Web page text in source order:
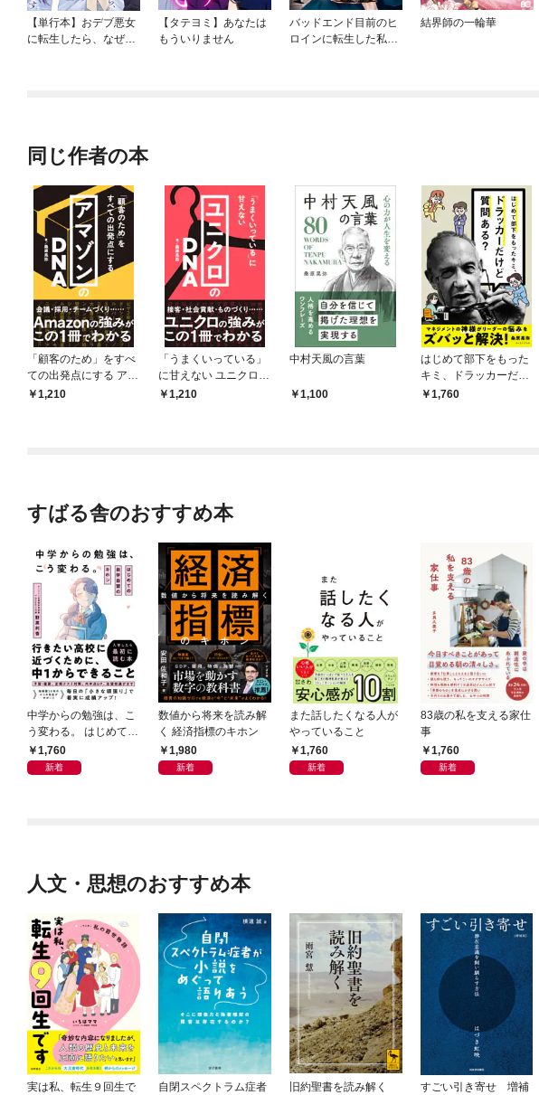
【単行本】おデブ悪女
に転生したら、なぜか
【タテヨミ】あなたは
もういりません
バッドエンド目前のヒ
ロインに転生した私、
結界師の一輪華
同じ作者の本
「顧客のため」をすべ
ての出発点にする アマ
ゾンのDNA
1,210
「うまくいっている」
に甘えない ユニクロの
DNA
1,210
中村天風の言葉
1,100
はじめて部下をもった
キミ、ドラッカーだけ
ど質問ある？
1,760
すばる舎のおすすめ本
中学からの勉強は、こ
う変わる。 はじめての
自学自習のキホン
1,760
新着
数値から将来を読み解
く 経済指標のキホン
1,980
新着
また話したくなる人が
やっていること
1,760
新着
83歳の私を支える家仕
事
1,760
新着
人文・思想のおすすめ本
実は私、転生９回生で
自閉スペクトラム症者
旧約聖書を読み解く
すごい引き寄せ 増補